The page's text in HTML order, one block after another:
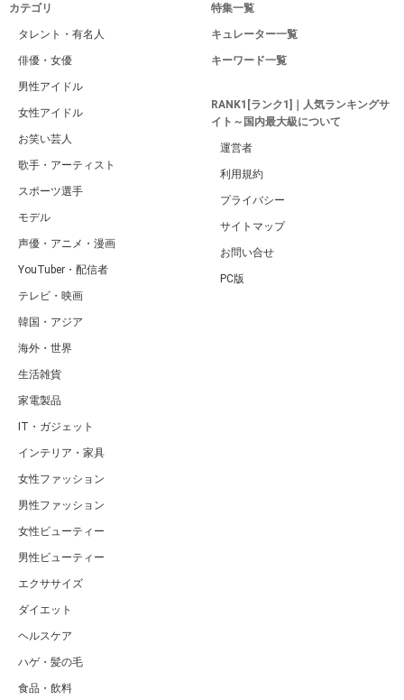
カテゴリ
タレント・有名人
俳優・女優
男性アイドル
女性アイドル
お笑い芸人
歌手・アーティスト
スポーツ選手
モデル
声優・アニメ・漫画
YouTuber・配信者
テレビ・映画
韓国・アジア
海外・世界
生活雑貨
家電製品
IT・ガジェット
インテリア・家具
女性ファッション
男性ファッション
女性ビューティー
男性ビューティー
エクササイズ
ダイエット
ヘルスケア
ハゲ・髪の毛
食品・飲料
特集一覧
キュレーター一覧
キーワード一覧
RANK1[ランク1]｜人気ランキングサ
イト～国内最大級について
運営者
利用規約
プライバシー
サイトマップ
お問い合せ
PC版